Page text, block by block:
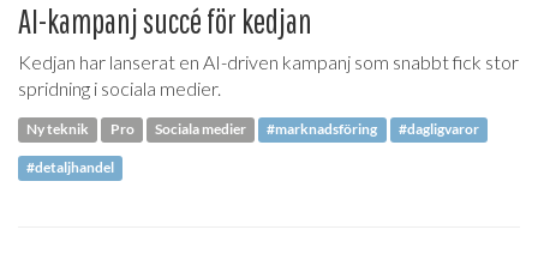
AI-kampanj succé för kedjan
Kedjan har lanserat en AI-driven kampanj som snabbt fick stor
spridning i sociala medier.
Ny teknik Pro Sociala medier #marknadsföring #dagligvaror
#detaljhandel